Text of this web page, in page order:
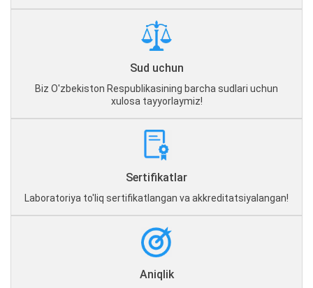
Sud uchun
Biz O'zbekiston Respublikasining barcha sudlari uchun
xulosa tayyorlaymiz!
Sertifikatlar
Laboratoriya to'liq sertifikatlangan va akkreditatsiyalangan!
Aniqlik